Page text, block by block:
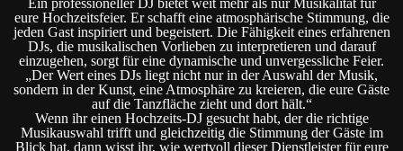
eure Hochzeitsfeier. Er schafft eine atmosphärische Stimmung, die
jeden Gast inspiriert und begeistert. Die Fähigkeit eines erfahrenen
DJs, die musikalischen Vorlieben zu interpretieren und darauf
einzugehen, sorgt für eine dynamische und unvergessliche Feier.
„Der Wert eines DJs liegt nicht nur in der Auswahl der Musik,
sondern in der Kunst, eine Atmosphäre zu kreieren, die eure Gäste
auf die Tanzfläche zieht und dort hält.“
Wenn ihr einen Hochzeits-DJ gesucht habt, der die richtige
Musikauswahl trifft und gleichzeitig die Stimmung der Gäste im
Blick hat, dann wisst ihr, wie wertvoll dieser Dienstleister für eure